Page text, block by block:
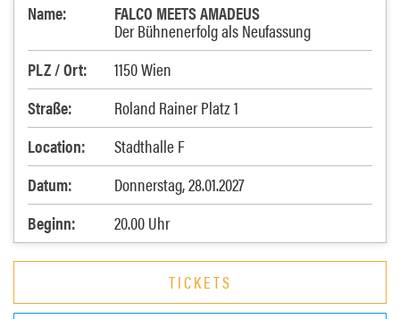
Name: FALCO MEETS AMADEUS
Der Bühnenerfolg als Neufassung
PLZ / Ort:
1150 Wien
Straße:
Roland Rainer Platz 1
Location:
Stadthalle F
Datum:
Donnerstag, 28.01.2027
Beginn:
20.00 Uhr
TICKETS